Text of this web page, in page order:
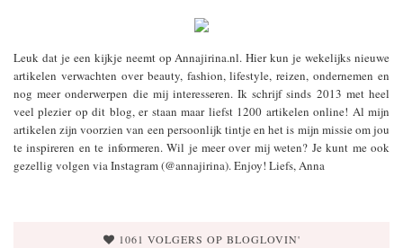
Leuk dat je een kijkje neemt op Annajirina.nl. Hier kun je wekelijks nieuwe
artikelen verwachten over beauty, fashion, lifestyle, reizen, ondernemen en
nog meer onderwerpen die mij interesseren. Ik schrijf sinds 2013 met heel
veel plezier op dit blog, er staan maar liefst 1200 artikelen online! Al mijn
artikelen zijn voorzien van een persoonlijk tintje en het is mijn missie om jou
te inspireren en te informeren. Wil je meer over mij weten? Je kunt me ook
gezellig volgen via Instagram (@annajirina). Enjoy! Liefs, Anna
1061 VOLGERS OP BLOGLOVIN'